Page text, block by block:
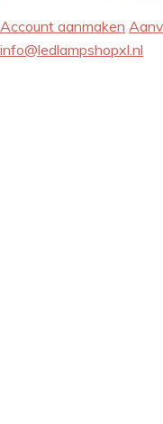
Account aanmaken
info@ledlampshopxl.nl